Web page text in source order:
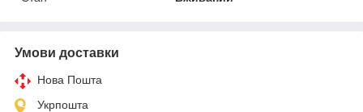
Умови доставки
Нова Пошта
Укрпошта